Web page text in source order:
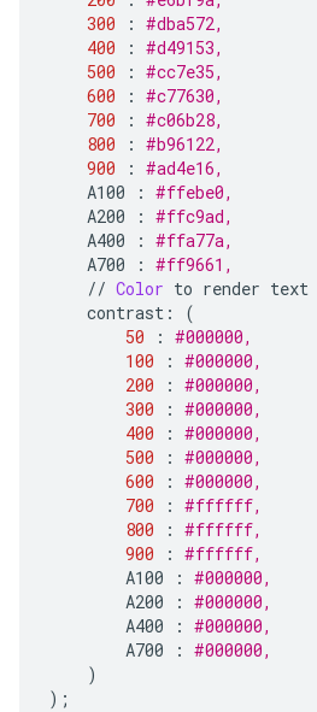
300
: #dba572,
400
: #d49153,
500
: #cc7e35,
600
: #c77630,
700
: #c06b28,
800
: #b96122,
900
: #ad4e16,
A100
: #ffebe0,
A200
: #ffc9ad,
A400
: #ffa77a,
A700
: #ff9661,
// Color to render text
contrast :
(
50
: #000000,
100
: #000000,
200
: #000000,
300
: #000000,
400
: #000000,
500
: #000000,
600
: #000000,
700
: #ffffff,
800
: #ffffff,
900
: #ffffff,
A100
: #000000,
A200
: #000000,
A400
: #000000,
A700
: #000000,
)
);